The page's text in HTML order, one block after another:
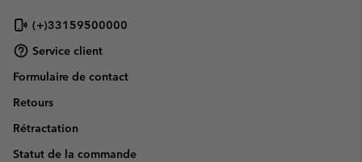
(+)33159500000
Service client
Formulaire de contact
Retours
Rétractation
Statut de la commande